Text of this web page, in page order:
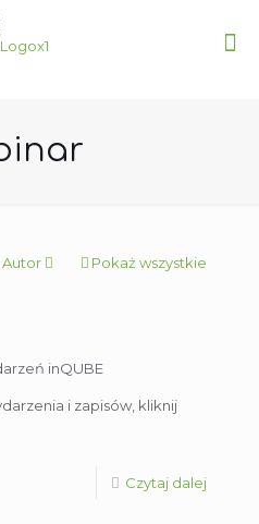
Autor Pokaż wszystkie
inQUBE
i zapisów, kliknij
Czytaj dalej